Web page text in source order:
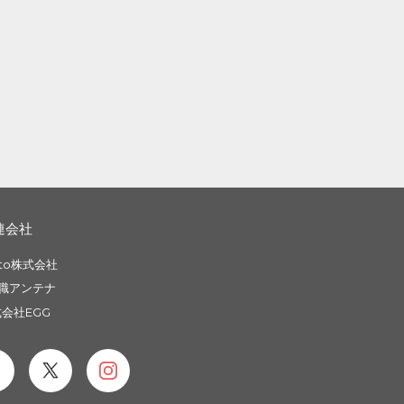
会社
株式会社
アンテナ
社EGG